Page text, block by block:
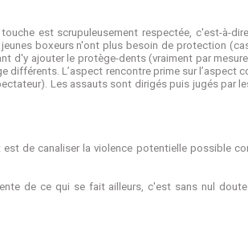
est scrupuleusement respectée, c'est-à-
boxeurs n'ont plus besoin de protection
d'y ajouter le protège-dents (vraiment par
L’aspect rencontre prime sur l’aspect
Les assauts sont dirigés puis jugés par
de canaliser la violence potentielle possible
de ce qui se fait ailleurs, c'est sans nul